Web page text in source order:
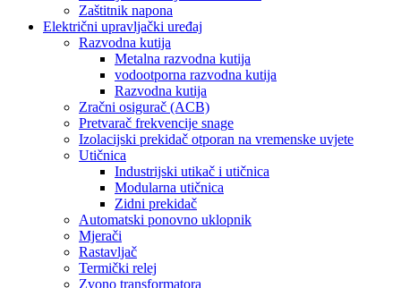
Zaštitnik napona
Električni upravljački uređaj
Razvodna kutija
Metalna razvodna kutija
vodootporna razvodna kutija
Razvodna kutija
Zračni osigurač (ACB)
Pretvarač frekvencije snage
Izolacijski prekidač otporan na vremenske uvjete
Utičnica
Industrijski utikač i utičnica
Modularna utičnica
Zidni prekidač
Automatski ponovno uklopnik
Mjerači
Rastavljač
Termički relej
Zvono transformatora